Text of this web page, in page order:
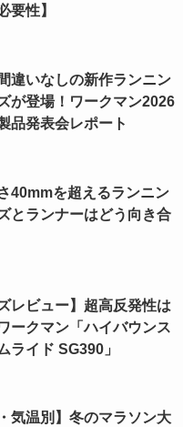
要性】
違いなしの新作ランニン
が登場！ワークマン2026
品発表会レポート
40mmを超えるランニン
とランナーはどう向き合
レビュー】超高反発性は
ークマン「ハイバウンス
ライド SG390」
気温別】冬のマラソン大